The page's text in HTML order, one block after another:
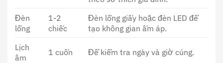
Đèn
lồng
1-2
chiếc
Đèn lồng giấy hoặc đèn LED để
tạo không gian ấm áp.
Lịch
âm
1 cuốn Để kiểm tra ngày và giờ cúng.